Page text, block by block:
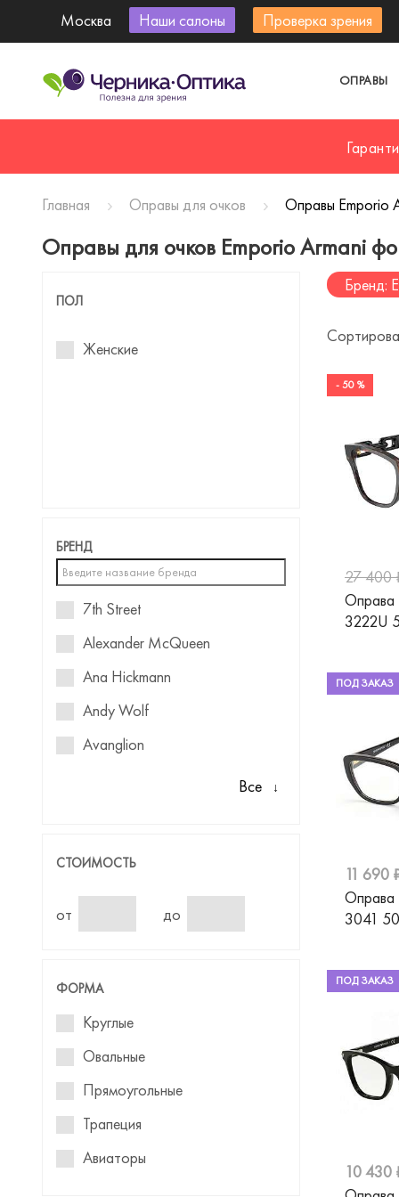
Москва Наши салоны Проверка зрения
ОПРАВЫ
Главная Оправы для очков Оправы Emporio
Оправы для очков Emporio Armani
ПОЛ
Женские
БРЕНД
7th Street
Alexander McQueen
Ana Hickmann
Andy Wolf
Avanglion
Blumarine
Baldinini
Boss
Boss Orange
Bulget
BVLGARI
Все
СТОИМОСТЬ
от до
ФОРМА
Круглые
Овальные
Прямоугольные
Трапеция
Авиаторы
Бренд:
- 50 %
27 400
Оправа
3222U
ПОД ЗАКАЗ
11 690
Оправа
3041
ПОД ЗАКАЗ
10 430